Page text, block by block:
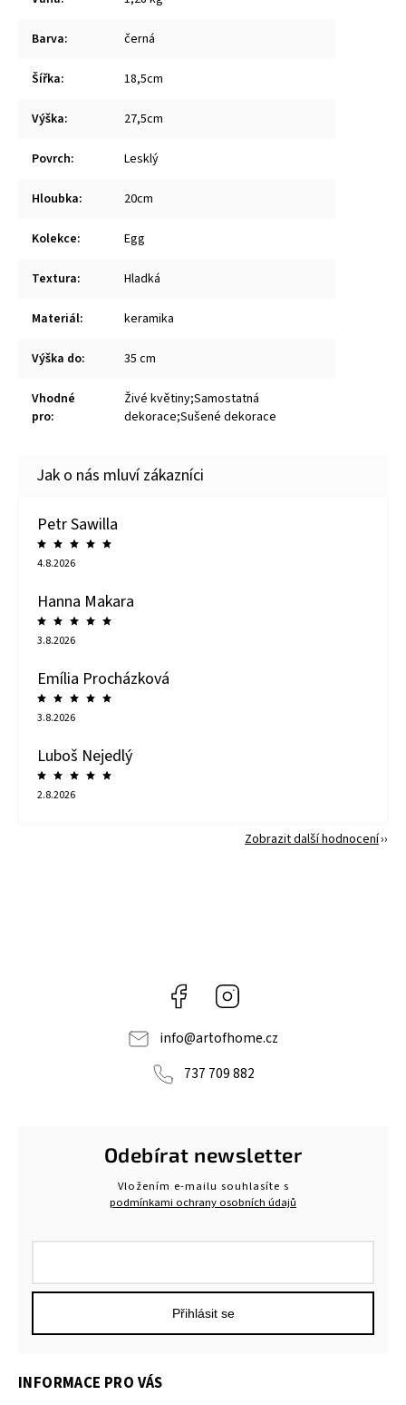
Barva: černá
Šířka: 18,5cm
Výška: 27,5cm
Povrch: Lesklý
Hloubka: 20cm
Kolekce: Egg
Textura: Hladká
Materiál: keramika
Výška do: 35 cm
Vhodné
pro:
Živé květiny;Samostatná
dekorace;Sušené dekorace
Petr Sawilla
4.8.2026
Hanna Makara
3.8.2026
Emília Procházková
3.8.2026
Luboš Nejedlý
2.8.2026
Zobrazit další hodnocení
Facebook
info@artofhome.cz
737 709 882
Odebírat newsletter
Vložením e-mailu souhlasíte s
podmínkami ochrany osobních údajů
Přihlásit se
INFORMACE PRO VÁS